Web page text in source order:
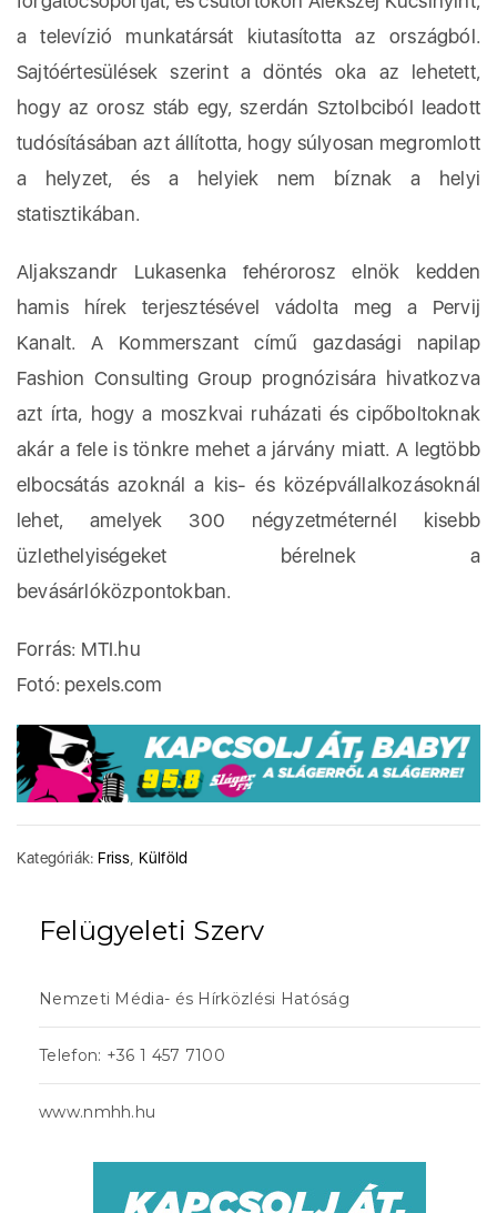
a televízió munkatársát kiutasította az országból.
Sajtóértesülések szerint a döntés oka az lehetett,
hogy az orosz stáb egy, szerdán Sztolbciból leadott
tudósításában azt állította, hogy súlyosan megromlott
a helyzet, és a helyiek nem bíznak a helyi
statisztikában.
Aljakszandr Lukasenka fehérorosz elnök kedden
hamis hírek terjesztésével vádolta meg a Pervij
Kanalt. A Kommerszant című gazdasági napilap
Fashion Consulting Group prognózisára hivatkozva
azt írta, hogy a moszkvai ruházati és cipőboltoknak
akár a fele is tönkre mehet a járvány miatt. A legtöbb
elbocsátás azoknál a kis- és középvállalkozásoknál
lehet, amelyek 300 négyzetméternél kisebb
üzlethelyiségeket bérelnek a
bevásárlóközpontokban.
Forrás: MTI.hu
Fotó: pexels.com
Kategóriák: Friss Külföld
Felügyeleti Szerv
Nemzeti Média- és Hírközlési Hatóság
Telefon: +36 1 457 7100
www.nmhh.hu